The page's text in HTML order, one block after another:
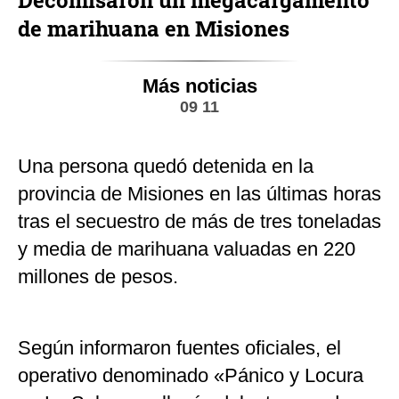
de marihuana en Misiones
Más noticias
09 11
Una persona quedó detenida en la
provincia de Misiones en las últimas horas
tras el secuestro de más de tres toneladas
y media de marihuana valuadas en 220
millones de pesos.
Según informaron fuentes oficiales, el
operativo denominado «Pánico y Locura